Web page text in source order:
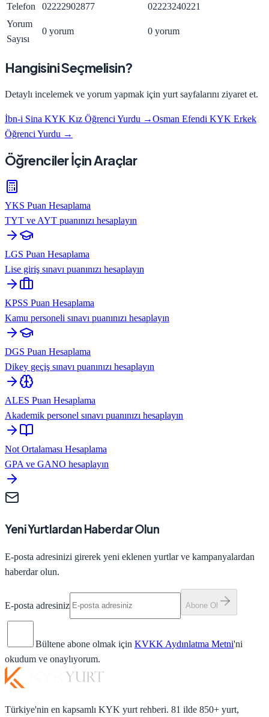
Telefon
02222902877
02223240221
Yorum
Sayısı
0 yorum 0 yorum
Hangisini Seçmelisin?
Detaylı incelemek ve yorum yapmak için yurt sayfalarını ziyaret et.
İbn-i Sina KYK Kız Öğrenci Yurdu →Osman Efendi KYK Erkek
Öğrenci Yurdu →
Öğrenciler İçin Araçlar
YKS Puan Hesaplama
TYT ve AYT puanınızı hesaplayın
LGS Puan Hesaplama
Lise giriş sınavı puanınızı hesaplayın
KPSS Puan Hesaplama
Kamu personeli sınavı puanınızı hesaplayın
DGS Puan Hesaplama
Dikey geçiş sınavı puanınızı hesaplayın
ALES Puan Hesaplama
Akademik personel sınavı puanınızı hesaplayın
Not Ortalaması Hesaplama
GPA ve GANO hesaplayın
Yeni Yurtlardan Haberdar Olun
E-posta adresinizi girerek yeni eklenen yurtlar ve kampanyalardan
haberdar olun.
E-posta adresiniz Abone Ol
Bültene abone olmak için KVKK Aydınlatma Metni'ni
okudum ve onaylıyorum.
Türkiye'nin en kapsamlı KYK yurt rehberi. 81 ilde 850+ yurt,